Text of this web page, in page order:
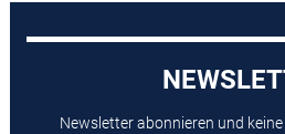
Newsletter abonnieren und